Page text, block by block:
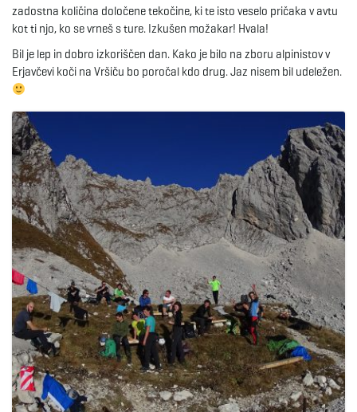
o
n
zadostna količina določene tekočine, ki te isto veselo pričaka v avtu
kot ti njo, ko se vrneš s ture. Izkušen možakar! Hvala!
Bil je lep in dobro izkoriščen dan. Kako je bilo na zboru alpinistov v
Erjavčevi koči na Vršiču bo poročal kdo drug. Jaz nisem bil udeležen.